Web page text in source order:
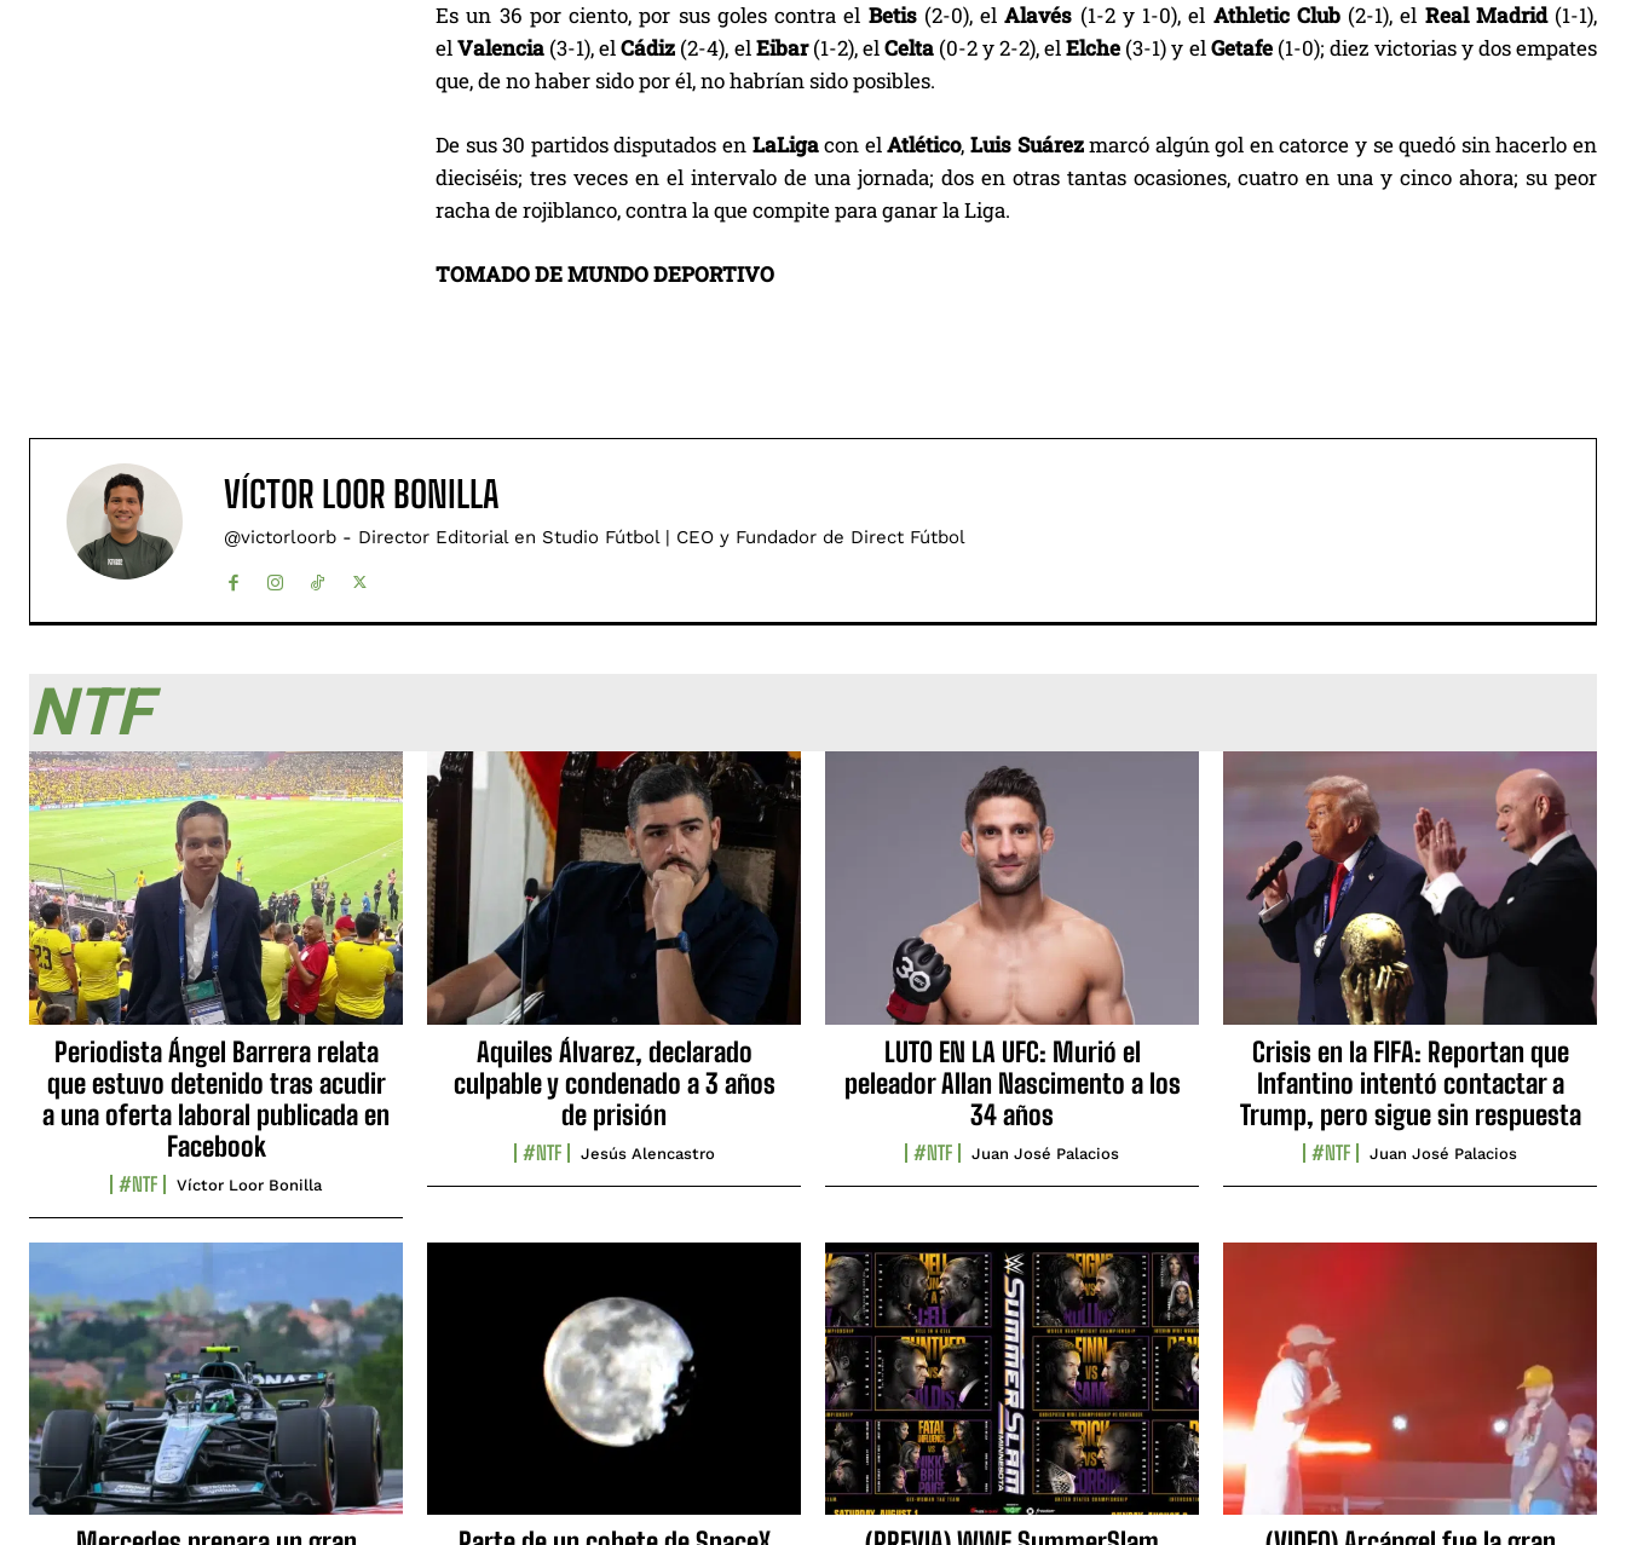
Es un 36 por ciento, por sus goles contra el Betis (2-0), elAlavés (1-2 y 1-0), el Athletic Club (2-1), el Real Madrid (1-1),
elValencia (3-1), elCádiz (2-4), elEibar(1-2), elCelta (0-2 y 2-2), elElche (3-1) y elGetafe (1-0); diez victorias y dos empates
que, de no haber sido por él, no habrían sido posibles.
De sus 30 partidos disputados en LaLigacon elAtlético, Luis Suárezmarcó algún gol en catorce y se quedó sin hacerlo en
dieciséis; tres veces en el intervalo de una jornada; dos en otras tantas ocasiones, cuatro en una y cinco ahora; su peor
racha de rojiblanco, contra la que compite para ganar la Liga.
TOMADO DE MUNDO DEPORTIVO
VÍCTOR LOOR BONILLA
@victorloorb - Director Editorial en Studio Fútbol | CEO y Fundador de Direct Fútbol
NTF
Periodista Ángel Barrera relata
que estuvo detenido tras acudir
a una oferta laboral publicada en
Facebook
#NTF Víctor Loor Bonilla
Aquiles Álvarez, declarado
culpable y condenado a 3 años
de prisión
#NTF Jesús Alencastro
LUTO EN LA UFC: Murió el
peleador Allan Nascimento a los
34 años
#NTF Juan José Palacios
Crisis en la FIFA: Reportan que
Infantino intentó contactar a
Trump, pero sigue sin respuesta
#NTF Juan José Palacios